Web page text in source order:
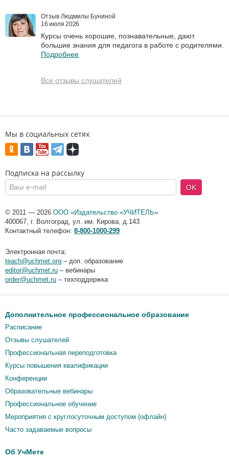
Отзыв Людмилы Буниной
16 июля 2026
Курсы очень хорошие, познавательные, дают
большие знания для педагога в работе с родителями.
Подробнее
Все отзывы слушателей
Мы в социальных сетях
Подписка на рассылку
OK
© 2011 — 2026 ООО «Издательство «УЧИТЕЛЬ»
400067, г. Волгоград, ул. им. Кирова, д.143
Контактный телефон: 8-800-1000-299
Электронная почта:
teach@uchmet.org – доп. образование
editor@uchmet.ru – вебинары
order@uchmet.ru – техподдержка
Дополнительное профессиональное образование
Расписание
Отзывы слушателей
Профессиональная переподготовка
Курсы повышения квалификации
Конференции
Образовательные вебинары
Профессиональное обучение
Мероприятия c круглосуточным доступом (офлайн)
Часто задаваемые вопросы
Об УчМете